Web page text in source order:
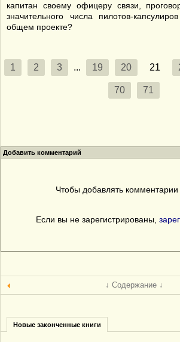
капитан своему офицеру связи,
значительного числа пилотов-
общем проекте?
1 2 3 ... 19 20 21
70 71
Добавить комментарий
Чтобы добавлять комментарии
Если вы не зарегистрированы,
↓ Содержание ↓
Новые законченные книги